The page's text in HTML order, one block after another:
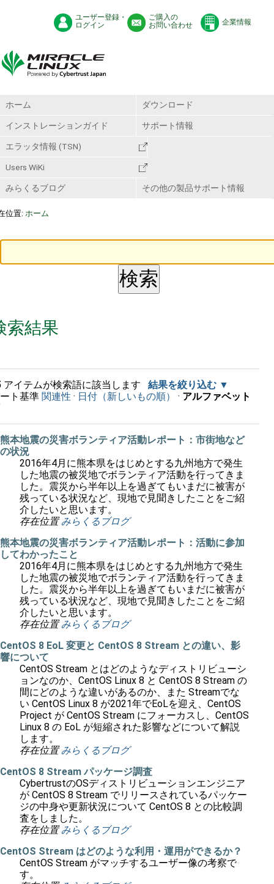
ユーザー登録・
ログイン
ご購入の
お問い合わせ
企業情報
ホーム ダウンロード
インストレーションガイド サポート情報
エラッタ情報 (TSN)
Users WiKi
みらくるブログ その他の製品サポート情報
位置: ホーム
索結果
アイテムが検索語に該当します
結果を絞り込む
ト基準 関連性 · 日付（新しいもの順） · アルファベット
熊本地震の災害ボランティア活動レポート：市街地など
の状況
2016年4月に熊本県をはじめとする九州地方で発生
した地震の被災地でボランティア活動を行ってきま
した。震災から半年以上を過ぎてもいまだに被害が
残っている状況など、現地で見聞きしたことをご紹
介したいと思います。
存在位置 みらくるブログ
熊本地震の災害ボランティア活動レポート：活動に参加
してわかったこと
2016年4月に熊本県をはじめとする九州地方で発生
した地震の被災地でボランティア活動を行ってきま
した。震災から半年以上を過ぎてもいまだに被害が
残っている状況など、現地で見聞きしたことをご紹
介したいと思います。
存在位置 みらくるブログ
CentOS 8 EoL 変更と CentOS 8 Stream との違い、影
響について
CentOS Stream とはどのようなディストリビューシ
ョンなのか、CentOS Linux 8 と CentOS 8 Stream の
間にどのような違いがあるのか、また Streamでな
い CentOS Linux 8 が2021年でEoLを迎え、CentOS
Project が CentOS Stream にフォーカスし、CentOS
Linux 8 の EoL が短縮された影響などについて解説
します。
存在位置 みらくるブログ
CentOS 8 Stream パッケージ調査
CybertrustのOSディストリビューションエンジニア
が CentOS 8 Stream でリリースされているパッケー
ジの中身や更新状況について CentOS 8 との比較調
査をしました。
存在位置 みらくるブログ
CentOS Stream はどのような利用・運用ができるか？
CentOS Stream がマッチするユーザー像の考察で
す。